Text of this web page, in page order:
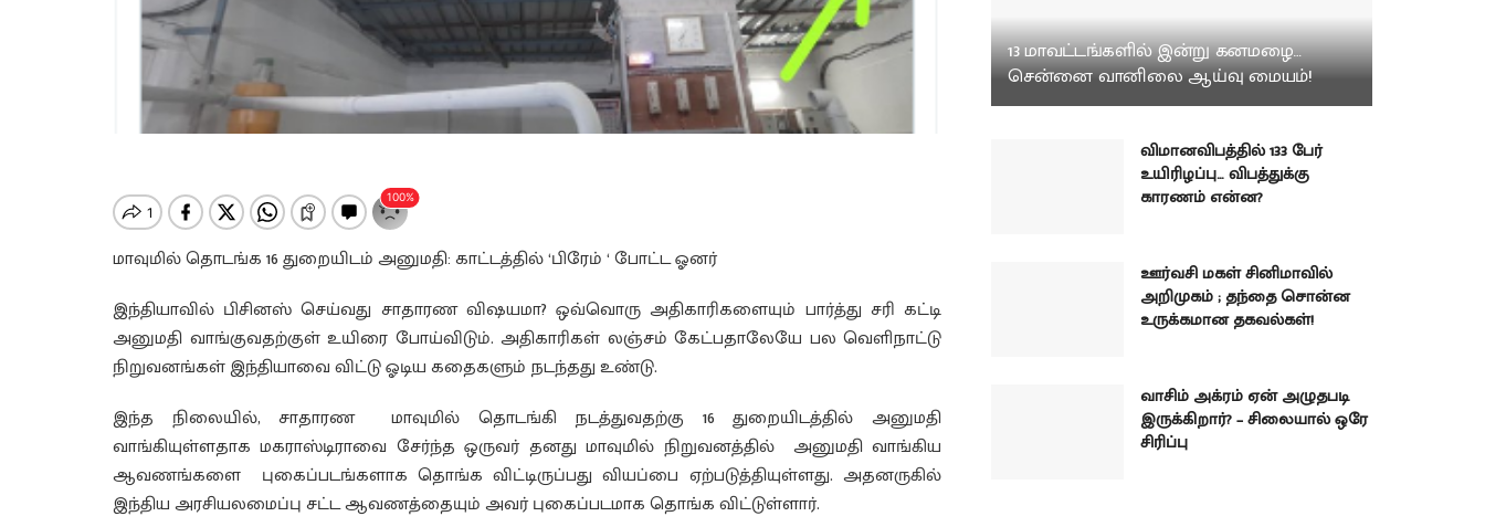
மாவுமில் தொடங்க 16 துறையிடம் அனுமதி: காட்டத்தில் ‘பிரேம் ‘ போட்ட ஓனர்
இந்தியாவில் பிசினஸ் செய்வது சாதாரண விஷயமா? ஒவ்வொரு அதிகாரிகளையும் பார்த்து சரி கட்டி
அனுமதி வாங்குவதற்குள் உயிரை போய்விடும். அதிகாரிகள் லஞ்சம் கேட்பதாலேயே பல வெளிநாட்டு
நிறுவனங்கள் இந்தியாவை விட்டு ஓடிய கதைகளும் நடந்தது உண்டு.
இந்த நிலையில், சாதாரண மாவுமில் தொடங்கி நடத்துவதற்கு 16 துறையிடத்தில் அனுமதி
வாங்கியுள்ளதாக மகராஸ்டிராவை சேர்ந்த ஒருவர் தனது மாவுமில் நிறுவனத்தில் அனுமதி வாங்கிய
ஆவணங்களை புகைப்படங்களாக தொங்க விட்டிருப்பது வியப்பை ஏற்படுத்தியுள்ளது. அதனருகில்
இந்திய அரசியலமைப்பு சட்ட ஆவணத்தையும் அவர் புகைப்படமாக தொங்க விட்டுள்ளார்.
13 மாவட்டங்களில் இன்று கனமழை…
சென்னை வானிலை ஆய்வு மையம்!
விமானவிபத்தில் 133 பேர்
உயிரிழப்பு… விபத்துக்கு
காரணம் என்ன?
ஊர்வசி மகள் சினிமாவில்
அறிமுகம் ; தந்தை சொன்ன
உருக்கமான தகவல்கள்!
வாசிம் அக்ரம் ஏன் அழுதபடி
இருக்கிறார்? – சிலையால் ஒரே
சிரிப்பு